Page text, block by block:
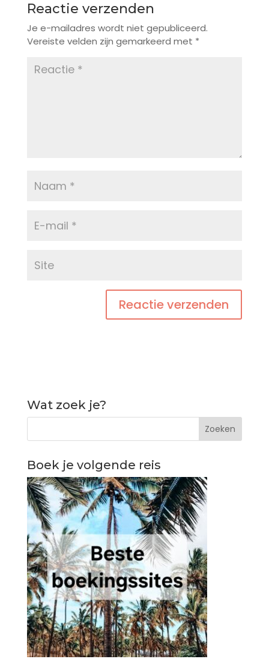
Reactie verzenden
Je e-mailadres wordt niet gepubliceerd.
Vereiste velden zijn gemarkeerd met *
Wat zoek je?
Boek je volgende reis